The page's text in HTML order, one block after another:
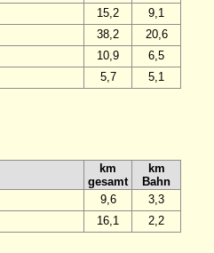
15,2
9,1
38,2
20,6
10,9
6,5
5,7 5,1
km
gesamt
km
Bahn
9,6
3,3
16,1 2,2